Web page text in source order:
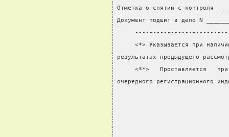
Отметка о снятии с контроля
Документ подшит в дело N
<*> Указывается при
результатах предыдущего
<**>   Проставляется
очередного регистрационного